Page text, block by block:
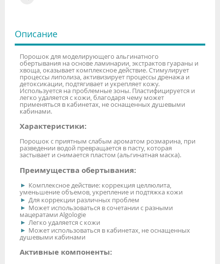
Описание
Порошок для моделирующего альгинатного
обертывания на основе ламинарии, экстрактов гуараны и
хвоща, оказывает комплексное действие. Стимулирует
процессы липолиза, активизирует процессы дренажа и
детоксикации, подтягивает и укрепляет кожу.
Используется на проблемные зоны. Пластифицируется и
легко удаляется с кожи, благодаря чему может
применяться в кабинетах, не оснащенных душевыми
кабинами.
Характеристики:
Порошок с приятным слабым ароматом розмарина, при
разведении водой превращается в пасту, которая
застывает и снимается пластом (альгинатная маска).
Преимущества обертывания:
Комплексное действие: коррекция целлюлита,
уменьшение объемов, укрепление и подтяжка кожи
Для коррекции различных проблем
Может использоваться в сочетании с разными
мацератами Algologie
Легко удаляется с кожи
Может использоваться в кабинетах, не оснащенных
душевыми кабинами
Активные компоненты: